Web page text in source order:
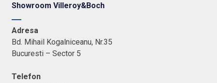
Showroom Villeroy&Boch
Adresa
Bd. Mihail Kogalniceanu, Nr.35
Bucuresti – Sector 5
Telefon